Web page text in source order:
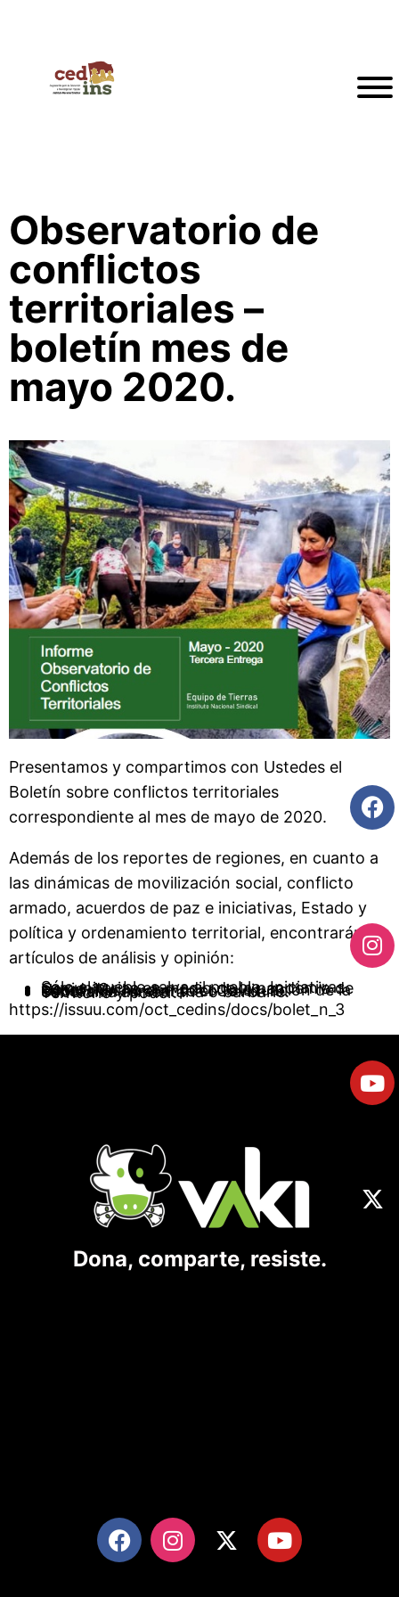
Observatorio de
conflictos
territoriales –
boletín mes de
mayo 2020.
Presentamos y compartimos con Ustedes el
Boletín sobre conflictos territoriales
correspondiente al mes de mayo de 2020.
Además de los reportes de regiones, en cuanto a
las dinámicas de movilización social, conflicto
armado, acuerdos de paz e iniciativas, Estado y
política y ordenamiento territorial, encontrarán los
artículos de análisis y opinión:
Sólo el pueblo salva al pueblo. Iniciativas comunitarias en medio de la pandemia de Covid-19.
Hacer mucho con poco: la situación de la educación rural ante el Covid-19.
Soberanía alimentaria o barbarie.
Territorio y poder.
https://issuu.com/oct_cedins/docs/bolet_n_3
Dona, comparte, resiste.